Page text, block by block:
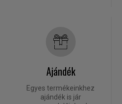
Ajándék
Egyes termékeinkhez
ajándék is jár